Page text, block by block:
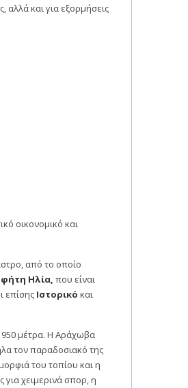
αλλά και για εξορμήσεις
οικονομικό και
από το οποίο
Ηλία, που είναι
επίσης Ιστορικό και
950 μέτρα. Η Αράχωβα
τον παραδοσιακό της
του τοπίου και η
για χειμερινά σπορ, η